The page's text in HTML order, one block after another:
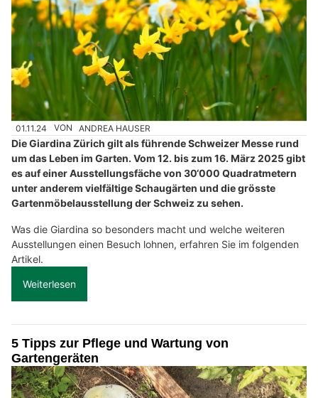
01.11.24 VON ANDREA HAUSER
Die Giardina Zürich gilt als führende Schweizer Messe rund
um das Leben im Garten. Vom 12. bis zum 16. März 2025 gibt
es auf einer Ausstellungsfäche von 30‘000 Quadratmetern
unter anderem vielfältige Schaugärten und die grösste
Gartenmöbelausstellung der Schweiz zu sehen.
Was die Giardina so besonders macht und welche weiteren
Ausstellungen einen Besuch lohnen, erfahren Sie im folgenden
Artikel.
Weiterlesen
5 Tipps zur Pflege und Wartung von
Gartengeräten